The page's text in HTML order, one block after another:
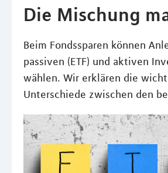
Die Mischung
Beim Fondssparen können
passiven (ETF) und aktiven
wählen. Wir erklären die
Unterschiede zwischen den